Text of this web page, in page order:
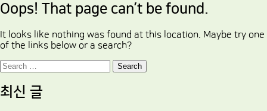
Oops! That page can’t be found.
It looks like nothing was found at this location. Maybe try one
of the links below or a search?
Search
최신 글